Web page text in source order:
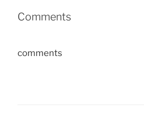
Comments
comments